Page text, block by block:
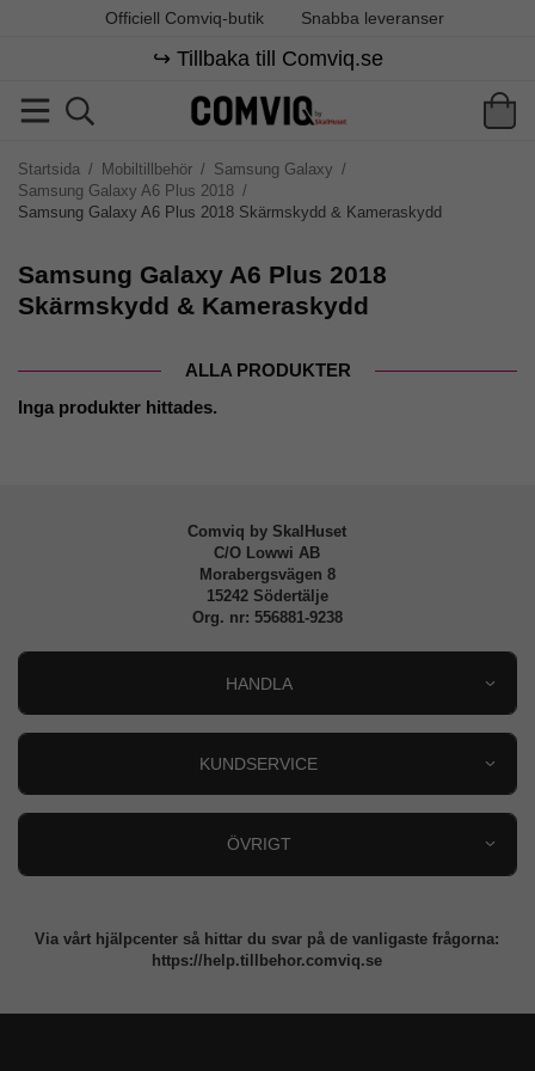
Officiell Comviq-butik Snabba leveranser
↪️ Tillbaka till Comviq.se
Startsida / Mobiltillbehör / Samsung Galaxy /
Samsung Galaxy A6 Plus 2018 /
Samsung Galaxy A6 Plus 2018 Skärmskydd & Kameraskydd
Samsung Galaxy A6 Plus 2018
Skärmskydd & Kameraskydd
ALLA PRODUKTER
Inga produkter hittades.
Comviq by SkalHuset
C/O Lowwi AB
Morabergsvägen 8
15242 Södertälje
Org. nr: 556881-9238
HANDLA
KUNDSERVICE
ÖVRIGT
Integritetspolicy
Via vårt hjälpcenter så hittar du svar på de vanligaste frågorna:
https://help.tillbehor.comviq.se